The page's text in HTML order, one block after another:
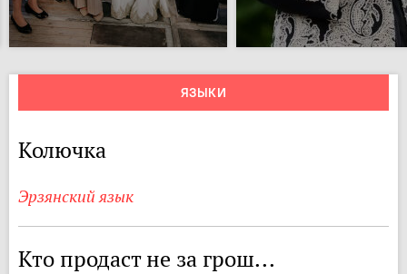
ЯЗЫКИ
Колючка
Эрзянский язык
Кто продаст не за грош...